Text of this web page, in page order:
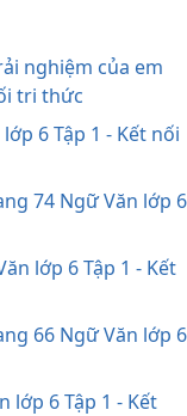
nghiệm của em
tri thức
6 Tập 1 - Kết nối
74 Ngữ Văn lớp 6
lớp 6 Tập 1 - Kết
66 Ngữ Văn lớp 6
lớp 6 Tập 1 - Kết